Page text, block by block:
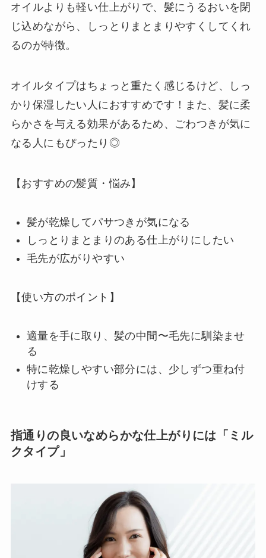
オイルよりも軽い仕上がりで、髪にうるおいを閉
じ込めながら、しっとりまとまりやすくしてくれ
るのが特徴。
オイルタイプはちょっと重たく感じるけど、しっ
かり保湿したい人におすすめです！また、髪に柔
らかさを与える効果があるため、ごわつきが気に
なる人にもぴったり◎
【おすすめの髪質・悩み】
髪が乾燥してパサつきが気になる
しっとりまとまりのある仕上がりにしたい
毛先が広がりやすい
【使い方のポイント】
適量を手に取り、髪の中間〜毛先に馴染ませ
る
特に乾燥しやすい部分には、少しずつ重ね付
けする
指通りの良いなめらかな仕上がりには「ミル
クタイプ」